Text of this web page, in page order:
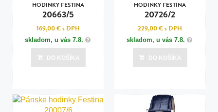
HODINKY FESTINA
20663/5
169,00 €s DPH
skladom, u vás 7.8.
DO KOŠÍKA
HODINKY FESTINA
20726/2
229,00 €s DPH
skladom, u vás 7.8.
DO KOŠÍKA